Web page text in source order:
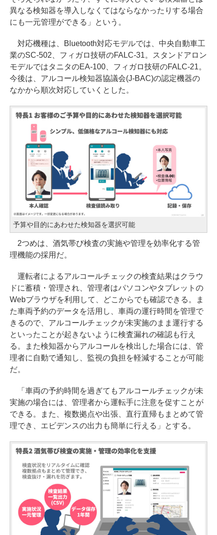
異なる検知器を導入しなくてはならなかったりする場合
にも一元管理ができる」という。
対応機種は、Bluetooth対応モデルでは、中央自動車工
業のSC-502、フィガロ技研のFALC-31。スタンドアロン
モデルではタニタのEA-100、フィガロ技研のFALC-21。
今後は、アルコール検知器協議会(J-BAC)の認定機器の
なかから順次対応していくとした。
予算や目的にあわせた検知器を選択可能
2つめは、酒気帯び検査の実施や管理を効率化する管
理機能の採用だ。
運転者によるアルコールチェックの検査結果はクラウ
ドに蓄積・管理され、管理者はパソコンやタブレットの
Webブラウザを利用して、どこからでも確認できる。ま
た車両予約のデータを活用し、車両の運行時間を管理で
きるので、アルコールチェックが未実施のまま運行する
といったことが起きないように検査漏れの確認も行え
る。また検知器からアルコールを検出した場合には、管
理者に自動で通知し、監視の負担を軽減することが可能
だ。
「車両の予約時間を過ぎてもアルコールチェックが未
実施の場合には、管理者から運転手に注意を促すことが
できる。また、複数拠点や出張、直行直帰もまとめて管
理でき、エビデンスの出力も簡単に行える」とする。